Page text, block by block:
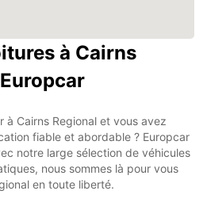
à Cairns
Cairns Regional et vous avez
fiable et abordable ? Europcar
notre large sélection de véhicules
nous sommes là pour vous
en toute liberté.